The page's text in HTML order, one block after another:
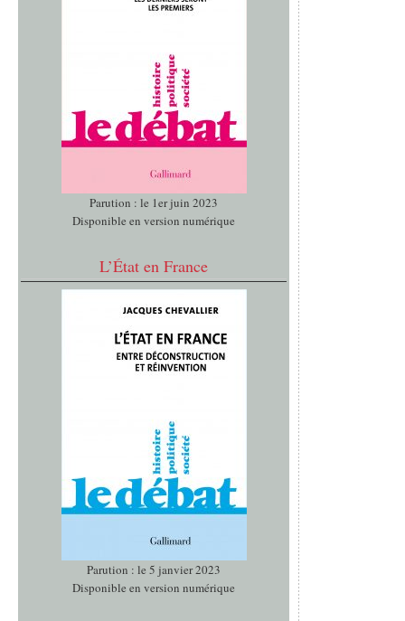
Parution : le 1er juin 2023
Disponible en version numérique
L’État en France
Parution : le 5 janvier 2023
Disponible en version numérique